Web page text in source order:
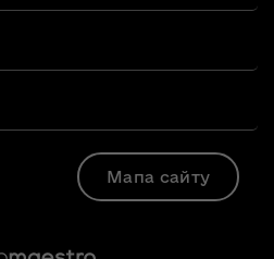
Мапа сайту